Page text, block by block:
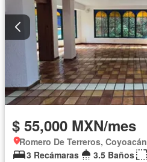
$ 55,000 MXN/mes
Romero De Terreros, Coyoacán
3 Recámaras
3.5 Baños